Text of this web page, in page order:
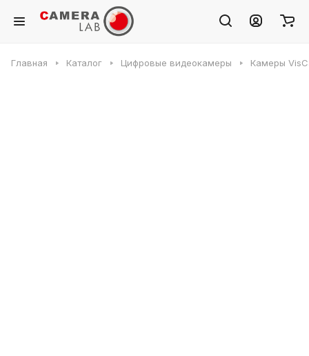
Главная Каталог Цифровые видеокамеры Камеры